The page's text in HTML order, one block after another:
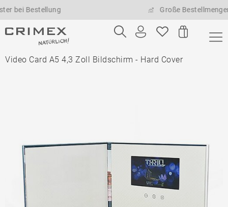
Große Bestellmengen
Video Card A5 4,3 Zoll Bildschirm - Hard Cover